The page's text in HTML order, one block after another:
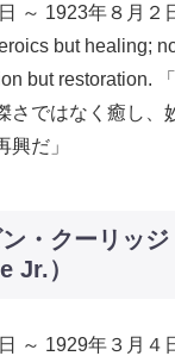
～ 1923年８月２
but healing;
but restoration.
さではなく癒し、
だ」
・クーリッジ
Jr.）
～ 1929年３月４